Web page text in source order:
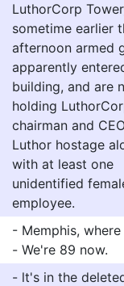
LuthorCorp
sometime earlier
afternoon armed
apparently
building, and are
holding
chairman and
Luthor hostage
with at least one
unidentified
employee.
- Memphis,
- We're 89 now.
- lt's in the